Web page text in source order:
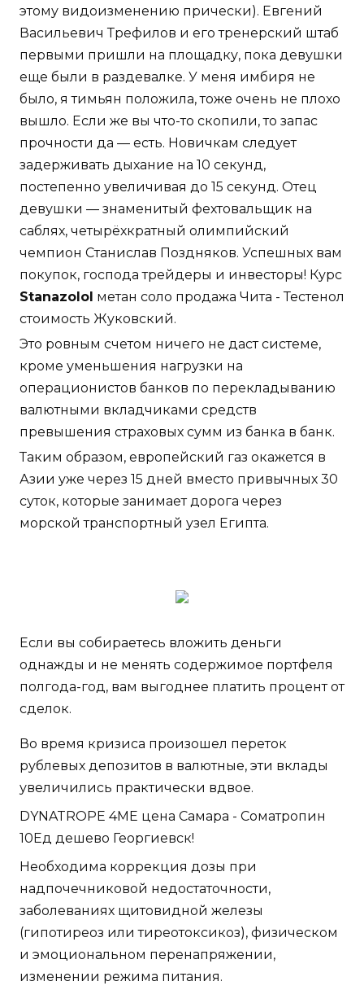
этому видоизменению прически). Евгений
Васильевич Трефилов и его тренерский штаб
первыми пришли на площадку, пока девушки
еще были в раздевалке. У меня имбиря не
было, я тимьян положила, тоже очень не плохо
вышло. Если же вы что-то скопили, то запас
прочности да — есть. Новичкам следует
задерживать дыхание на 10 секунд,
постепенно увеличивая до 15 секунд. Отец
девушки — знаменитый фехтовальщик на
саблях, четырёхкратный олимпийский
чемпион Станислав Поздняков. Успешных вам
покупок, господа трейдеры и инвесторы! Курс
Stanazolol метан соло продажа Чита - Тестенол
стоимость Жуковский.
Это ровным счетом ничего не даст системе,
кроме уменьшения нагрузки на
операционистов банков по перекладыванию
валютными вкладчиками средств
превышения страховых сумм из банка в банк.
Таким образом, европейский газ окажется в
Азии уже через 15 дней вместо привычных 30
суток, которые занимает дорога через
морской транспортный узел Египта.
Если вы собираетесь вложить деньги
однажды и не менять содержимое портфеля
полгода-год, вам выгоднее платить процент от
сделок.
Во время кризиса произошел переток
рублевых депозитов в валютные, эти вклады
увеличились практически вдвое.
DYNATROPE 4ME цена Самара - Cоматропин
10Ед дешево Георгиевск!
Необходима коррекция дозы при
надпочечниковой недостаточности,
заболеваниях щитовидной железы
(гипотиреоз или тиреотоксикоз), физическом
и эмоциональном перенапряжении,
изменении режима питания.